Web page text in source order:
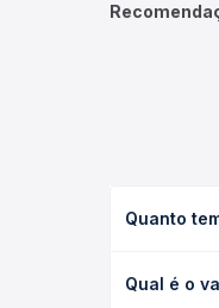
Quanto
leito) e as
Qual é o